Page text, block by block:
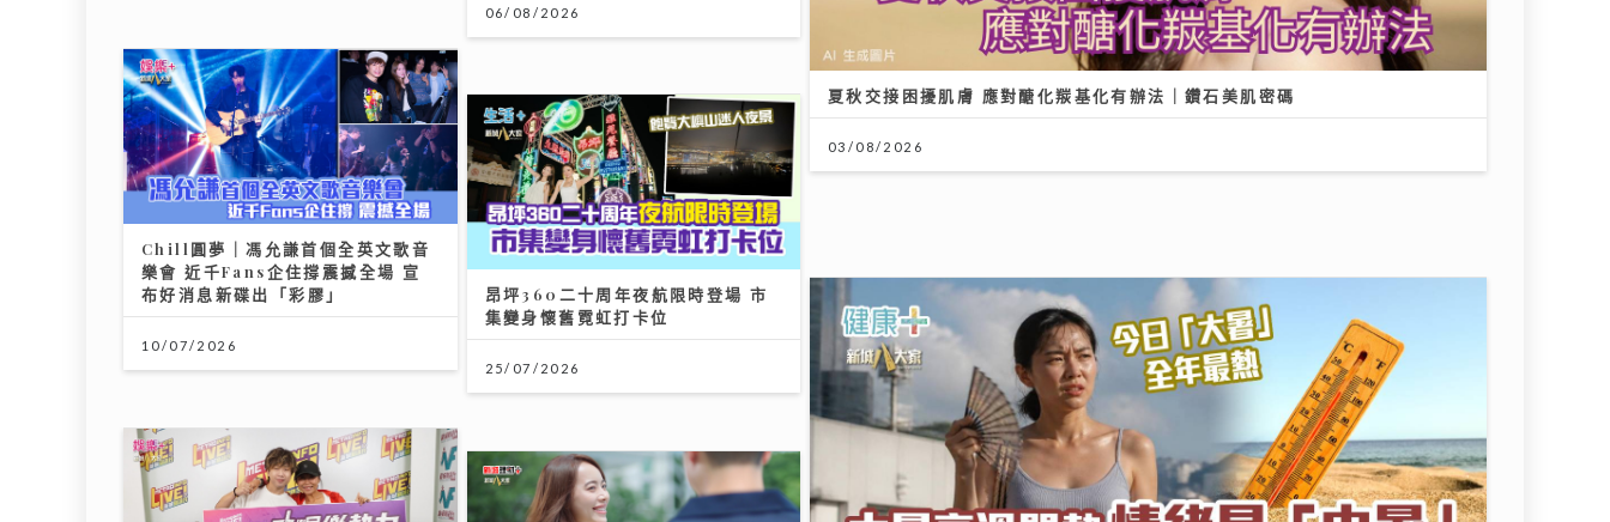
06/08/2026
夏秋交接困擾肌膚 應對醣化羰基化有辦法｜鑽石美肌密碼
03/08/2026
Chill圓夢｜馮允謙首個全英文歌音
樂會 近千Fans企住撐震撼全場 宣
布好消息新碟出「彩膠」
10/07/2026
昂坪360二十周年夜航限時登場 市
集變身懷舊霓虹打卡位
25/07/2026